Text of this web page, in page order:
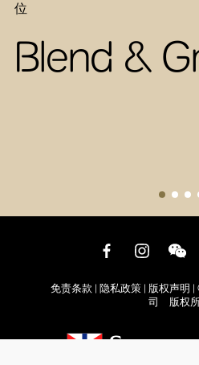
位
Blend &
免责条款 | 隐私政策 | 版权声明 |
司 版权